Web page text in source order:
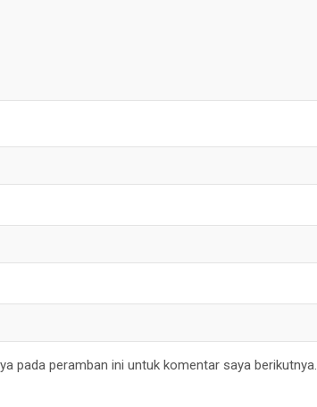
pada peramban ini untuk komentar saya berikutnya.